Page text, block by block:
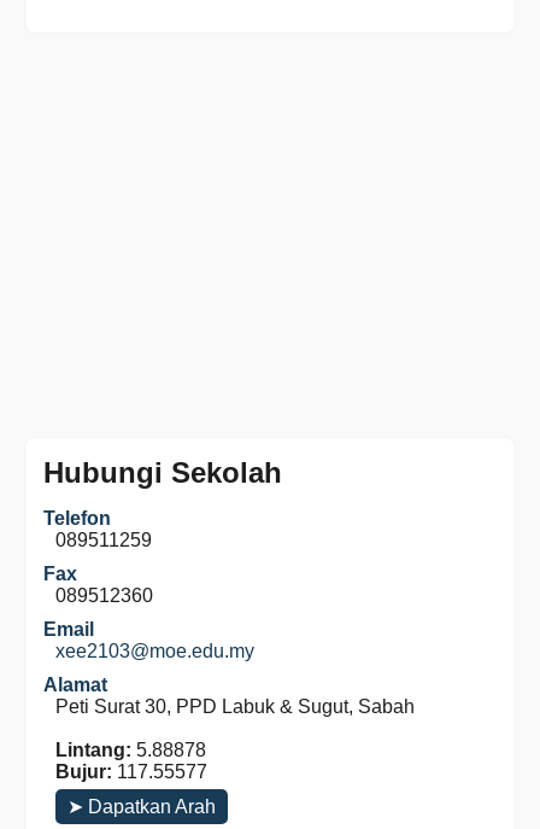
Hubungi Sekolah
Telefon
089511259
Fax
089512360
Email
xee2103@moe.edu.my
Alamat
Peti Surat 30, PPD Labuk & Sugut, Sabah
Lintang: 5.88878
Bujur: 117.55577
➤ Dapatkan Arah